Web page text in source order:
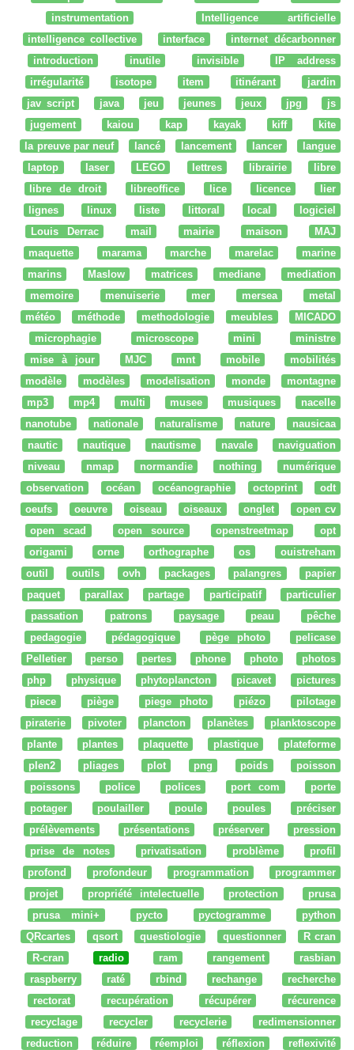
instrumentation
Intelligence artificielle
intelligence collective
interface
internet décarbonner
introduction
inutile invisible
IP address
irrégularité
isotope item itinérant
jardin
jav script
java jeu jeunes jeux jpg
js
jugement
kaiou kap kayak kiff
kite
la preuve par neuf
lancé lancement lancer
langue
laptop
laser LEGO lettres librairie
libre
libre de droit
libreoffice lice licence
lier
lignes
linux liste littoral local
logiciel
Louis Derrac
mail mairie maison
MAJ
maquette
marama marche marelac
marine
marins
Maslow matrices mediane
mediation
memoire
menuiserie mer mersea
metal
météo
méthode methodologie meubles
MICADO
microphagie
microscope mini
ministre
mise à jour
MJC mnt mobile
mobilités
modèle
modèles modelisation monde
montagne
mp3
mp4 multi musee musiques
nacelle
nanotube
nationale naturalisme nature
nausicaa
nautic
nautique nautisme navale
naviguation
niveau
nmap normandie nothing
numérique
observation
océan océanographie octoprint
odt
oeufs
oeuvre oiseau oiseaux onglet
open cv
open scad
open source openstreetmap
opt
origami
orne orthographe os
ouistreham
outil
outils ovh packages palangres
papier
paquet
parallax partage participatif
particulier
passation
patrons paysage peau
pêche
pedagogie
pédagogique pège photo
pelicase
Pelletier
perso pertes phone photo
photos
php
physique phytoplancton picavet
pictures
piece
piège piege photo piézo
pilotage
piraterie
pivoter plancton planètes
planktoscope
plante
plantes plaquette plastique
plateforme
plen2
pliages plot png poids
poisson
poissons
police polices port com
porte
potager
poulailler poule poules
préciser
prélèvements
présentations préserver
pression
prise de notes
privatisation problème
profil
profond
profondeur programmation
programmer
projet
propriété intelectuelle protection
prusa
prusa mini+
pycto pyctogramme
python
QRcartes
qsort questiologie questionner
R cran
R-cran
radio ram rangement
rasbian
raspberry
raté rbind rechange
recherche
rectorat
recupération récupérer
récurence
recyclage
recycler recyclerie
redimensionner
reduction
réduire réemploi réflexion
reflexivité